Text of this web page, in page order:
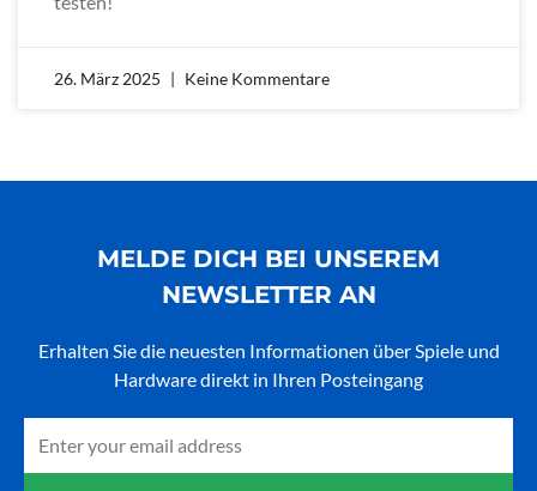
26. März 2025 Keine Kommentare
MELDE DICH BEI UNSEREM
NEWSLETTER AN
Erhalten Sie die neuesten Informationen über Spiele und
Hardware direkt in Ihren Posteingang